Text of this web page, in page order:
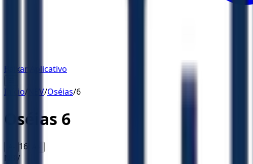
Baixar Aplicativo
Início/ NBV/Oséias/6
Oséias 6
16 A+
NBV